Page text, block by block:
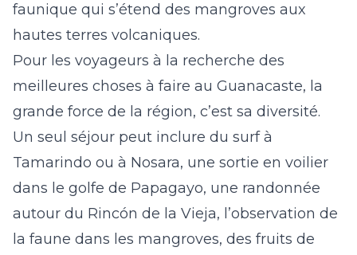
faunique qui s’étend des mangroves aux
hautes terres volcaniques.
Pour les voyageurs à la recherche des
meilleures choses à faire au Guanacaste, la
grande force de la région, c’est sa diversité.
Un seul séjour peut inclure du surf à
Tamarindo ou à Nosara, une sortie en voilier
dans le golfe de Papagayo, une randonnée
autour du Rincón de la Vieja, l’observation de
la faune dans les mangroves, des fruits de